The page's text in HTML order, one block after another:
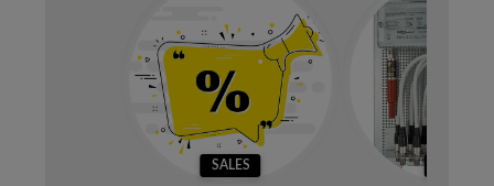
SALES